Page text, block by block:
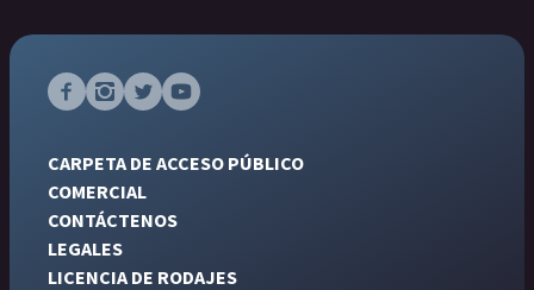
CARPETA DE ACCESO PÚBLICO
COMERCIAL
CONTÁCTENOS
LEGALES
LICENCIA DE RODAJES